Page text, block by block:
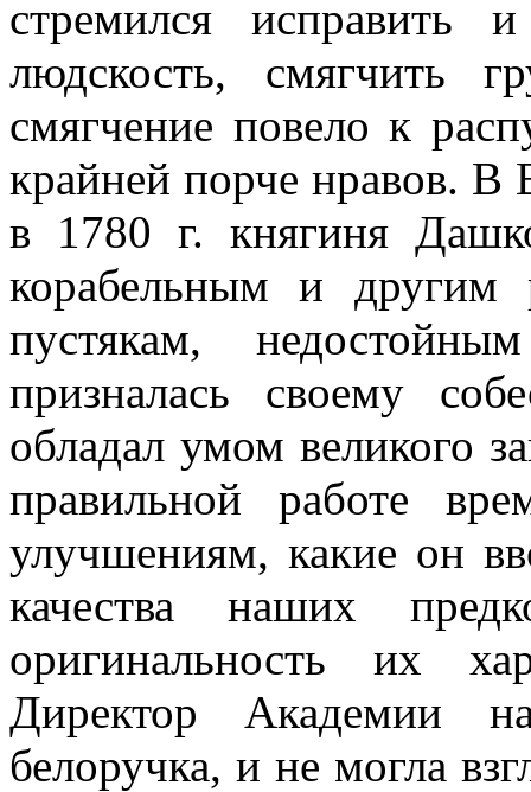
стремился исправить
людскость, смягчить
смягчение повело к
крайней порче нравов. В
в 1780 г. княгиня
корабельным и другим
пустякам,
призналась своему
обладал умом великого
правильной работе
улучшениям, какие он
качества наших
оригинальность их
Директор Академии
белоручка, и не могла